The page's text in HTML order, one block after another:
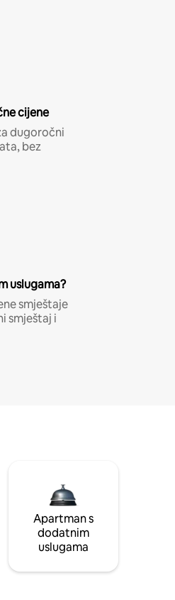
cijene
dugoročni
bez
uslugama?
smještaje
smještaj i
Apartman s
dodatnim
uslugama